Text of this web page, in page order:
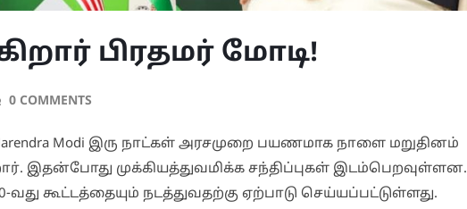
பிரதமர் மோடி!
0 COMMENTS
Modi இரு நாட்கள் அரசமுறை பயணமாக நாளை மறுதினம்
இதன்போது முக்கியத்துவமிக்க சந்திப்புகள் இடம்பெறவுள்ளன.
கூட்டத்தையும் நடத்துவதற்கு ஏற்பாடு செய்யப்பட்டுள்ளது.